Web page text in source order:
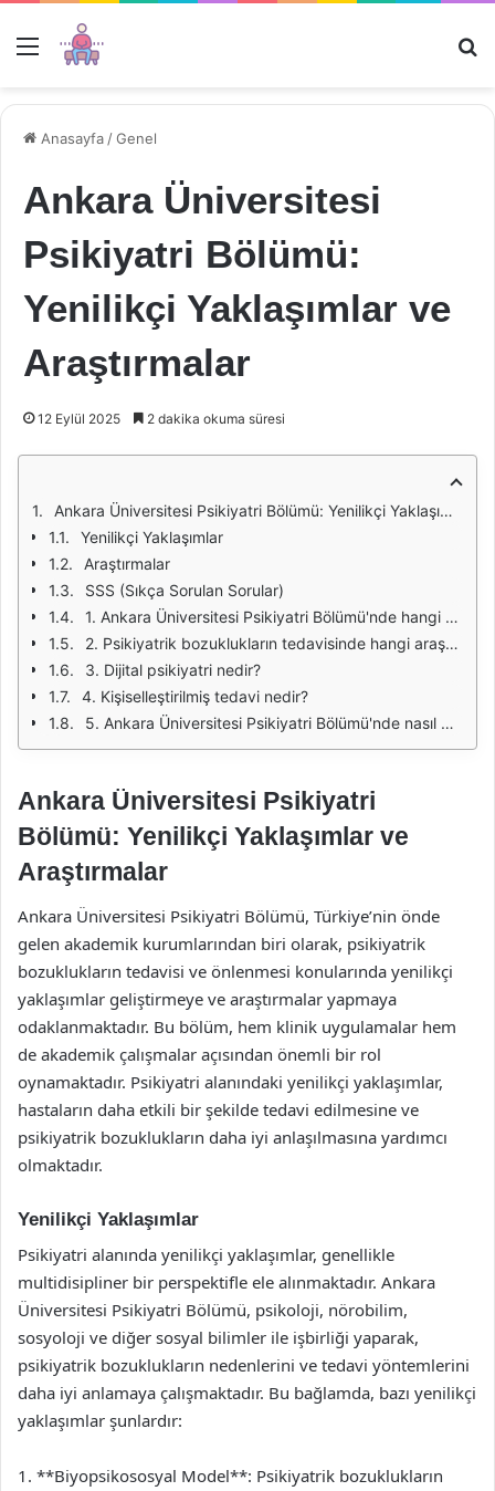
Menü
Anasayfa /Genel
Ankara Üniversitesi
Psikiyatri Bölümü:
Yenilikçi Yaklaşımlar ve
Araştırmalar
12 Eylül 2025 2 dakika okuma süresi
Ankara Üniversitesi Psikiyatri Bölümü: Yenilikçi Yaklaşımlar ve Araştırmalar
Yenilikçi Yaklaşımlar
Araştırmalar
SSS (Sıkça Sorulan Sorular)
1. Ankara Üniversitesi Psikiyatri Bölümü'nde hangi yenilikçi yaklaşımlar uygulanmaktadır?
2. Psikiyatrik bozuklukların tedavisinde hangi araştırmalar yapılmaktadır?
3. Dijital psikiyatri nedir?
4. Kişiselleştirilmiş tedavi nedir?
5. Ankara Üniversitesi Psikiyatri Bölümü'nde nasıl bir eğitim verilmektedir?
Ankara Üniversitesi Psikiyatri
Bölümü: Yenilikçi Yaklaşımlar ve
Araştırmalar
Ankara Üniversitesi Psikiyatri Bölümü, Türkiye’nin önde
gelen akademik kurumlarından biri olarak, psikiyatrik
bozuklukların tedavisi ve önlenmesi konularında yenilikçi
yaklaşımlar geliştirmeye ve araştırmalar yapmaya
odaklanmaktadır. Bu bölüm, hem klinik uygulamalar hem
de akademik çalışmalar açısından önemli bir rol
oynamaktadır. Psikiyatri alanındaki yenilikçi yaklaşımlar,
hastaların daha etkili bir şekilde tedavi edilmesine ve
psikiyatrik bozuklukların daha iyi anlaşılmasına yardımcı
olmaktadır.
Yenilikçi Yaklaşımlar
Psikiyatri alanında yenilikçi yaklaşımlar, genellikle
multidisipliner bir perspektifle ele alınmaktadır. Ankara
Üniversitesi Psikiyatri Bölümü, psikoloji, nörobilim,
sosyoloji ve diğer sosyal bilimler ile işbirliği yaparak,
psikiyatrik bozuklukların nedenlerini ve tedavi yöntemlerini
daha iyi anlamaya çalışmaktadır. Bu bağlamda, bazı yenilikçi
yaklaşımlar şunlardır:
1. **Biyopsikososyal Model**: Psikiyatrik bozuklukların